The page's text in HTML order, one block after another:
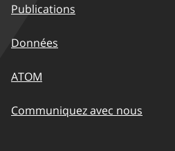
Publications
Données
ATOM
Communiquez avec nous